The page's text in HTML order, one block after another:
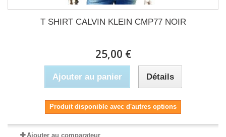
T SHIRT CALVIN KLEIN CMP77 NOIR
25,00 €
Ajouter au panier Détails
Produit disponible avec d'autres options
Ajouter au comparateur